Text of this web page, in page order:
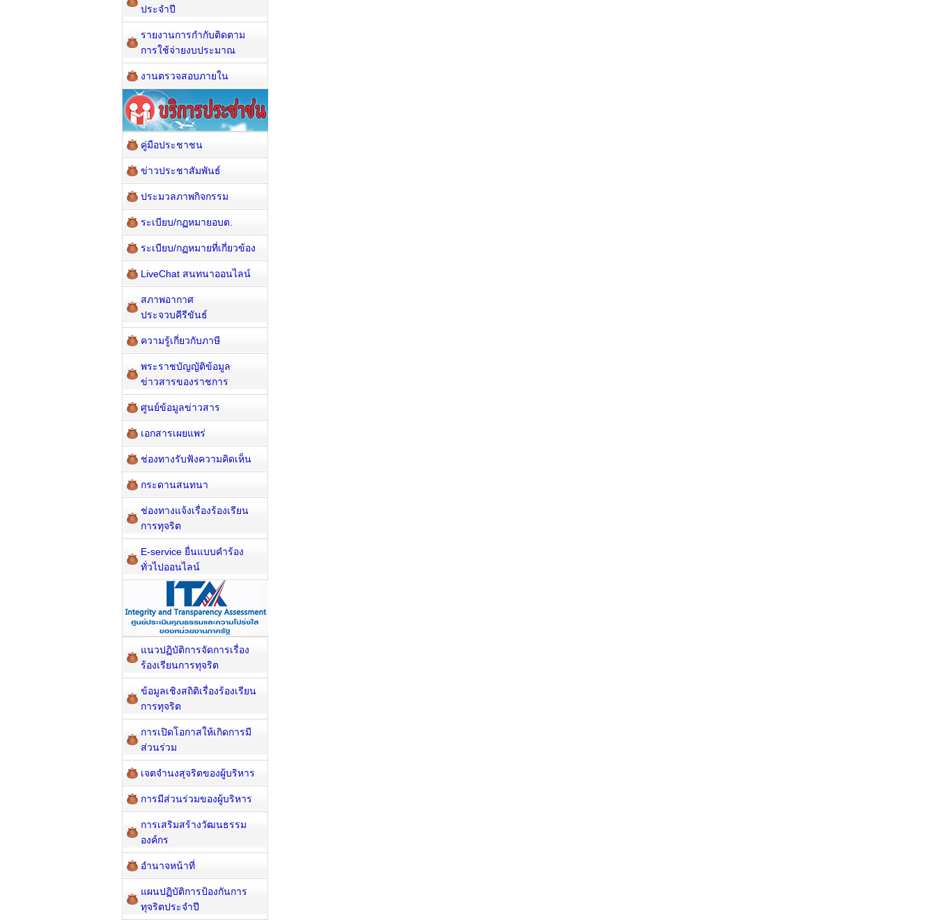
ประจำปี
รายงานการกำกับติดตาม
การใช้จ่ายงบประมาณ
งานตรวจสอบภายใน
คู่มือประชาชน
ข่าวประชาสัมพันธ์
ประมวลภาพกิจกรรม
ระเบียบ/กฏหมายอบต.
ระเบียบ/กฏหมายที่เกี่ยวข้อง
LiveChat สนทนาออนไลน์
สภาพอากาศ
ประจวบคีรีขันธ์
ความรู้เกี่ยวกับภาษี
พระราชบัญญัติข้อมูล
ข่าวสารของราชการ
ศูนย์ข้อมูลข่าวสาร
เอกสารเผยแพร่
ช่องทางรับฟังความคิดเห็น
กระดานสนทนา
ช่องทางแจ้งเรื่องร้องเรียน
การทุจริต
E-service ยื่นแบบคำร้อง
ทั่วไปออนไลน์
แนวปฏิบัติการจัดการเรื่อง
ร้องเรียนการทุจริต
ข้อมูลเชิงสถิติเรื่องร้องเรียน
การทุจริต
การเปิดโอกาสให้เกิดการมี
ส่วนร่วม
เจตจำนงสุจริตของผู้บริหาร
การมีส่วนร่วมของผู้บริหาร
การเสริมสร้างวัฒนธรรม
องค์กร
อำนาจหน้าที่
แผนปฏิบัติการป้องกันการ
ทุจริตประจำปี